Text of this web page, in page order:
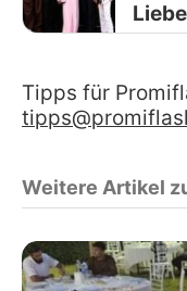
Liebe
Tipps für
Weitere Artikel